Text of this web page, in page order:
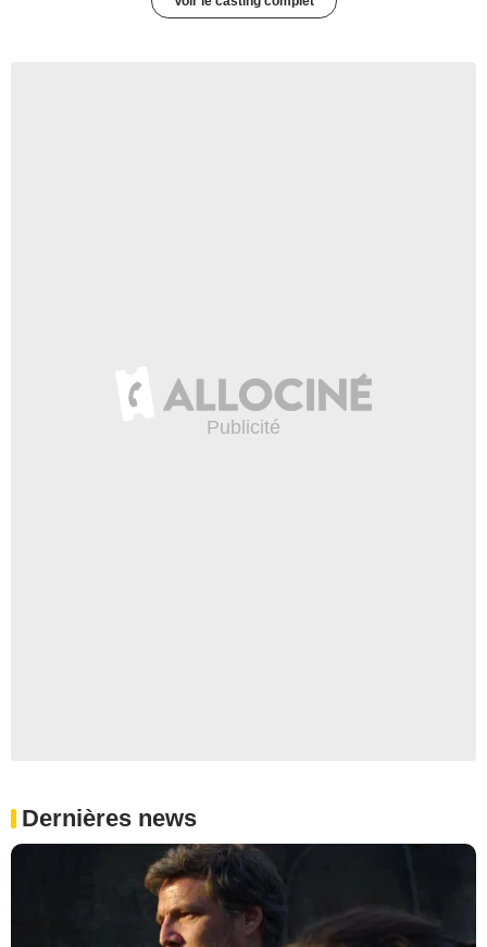
Dernières news